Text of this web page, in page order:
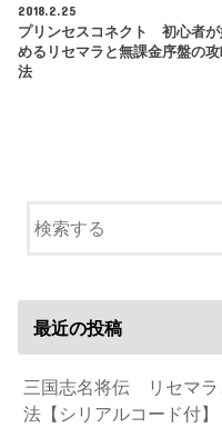
2018.2.25
プリンセスコネクト 初心者が
めるリセマラと無課金序盤の
法
最近の投稿
三国志名将伝 リセマラ
法【シリアルコード付】